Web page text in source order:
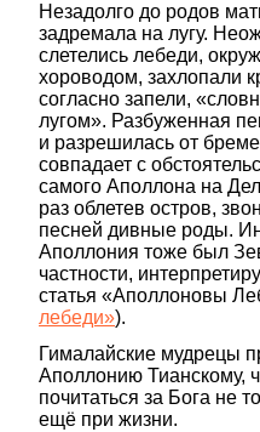
Незадолго до родов
задремала на лугу.
слетелись лебеди,
хороводом, захлопали
согласно запели,
лугом». Разбуженная
и разрешилась от
совпадает с
самого Аполлона на
раз облетев остров,
песней дивные роды.
Аполлония тоже был
частности,
статья «Аполлоновы
лебеди»).
Гималайские мудрецы
Аполлонию Тианскому,
почитаться за Бога не
ещё при жизни.